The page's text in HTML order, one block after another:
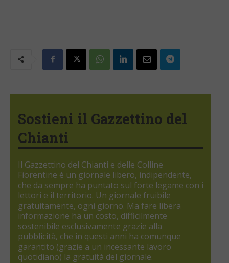
Sostieni il Gazzettino del
Chianti
Il Gazzettino del Chianti e delle Colline
Fiorentine è un giornale libero, indipendente,
che da sempre ha puntato sul forte legame con i
lettori e il territorio. Un giornale fruibile
gratuitamente, ogni giorno. Ma fare libera
informazione ha un costo, difficilmente
sostenibile esclusivamente grazie alla
pubblicità, che in questi anni ha comunque
garantito (grazie a un incessante lavoro
quotidiano) la gratuità del giornale.